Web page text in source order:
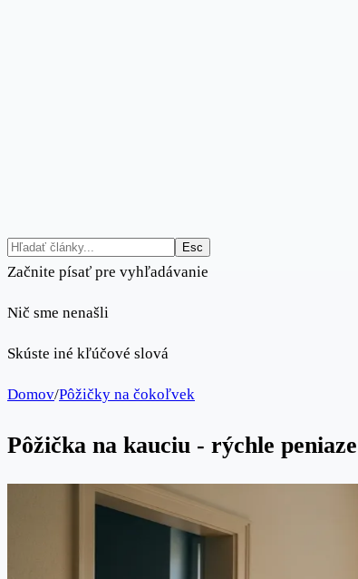
Esc
Začnite písať pre vyhľadávanie
Nič sme nenašli
Skúste iné kľúčové slová
Domov/Pôžičky na čokoľvek
Pôžička na kauciu - rýchle